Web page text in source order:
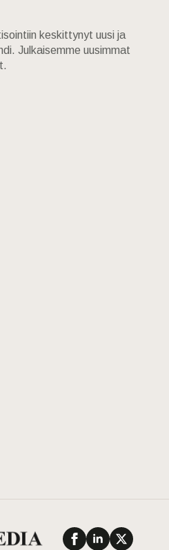
keskittynyt uusi ja
Julkaisemme uusimmat